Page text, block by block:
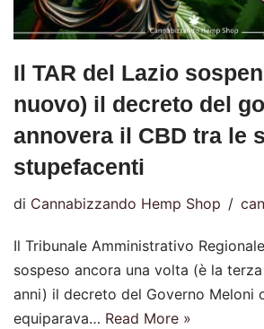
Il TAR del Lazio
nuovo) il decreto del
annovera il CBD tra le
stupefacenti
di Cannabizzando Hemp Shop
Il Tribunale Amministrativo
sospeso ancora una volta (è la
anni) il decreto del Governo Meloni
equiparava… Read More »